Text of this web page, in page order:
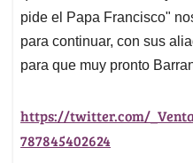
pide el Papa Francisco"
para continuar, con sus
para que muy pronto
https://twitter.com/
787845402624